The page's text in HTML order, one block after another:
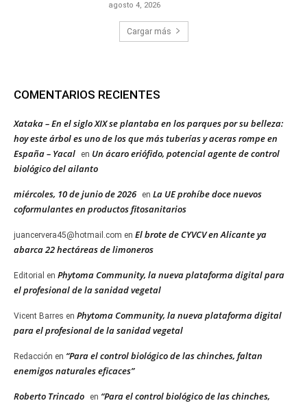
agosto 4, 2026
Cargar más
COMENTARIOS RECIENTES
Xataka – En el siglo XIX se plantaba en los parques por su belleza:
hoy este árbol es uno de los que más tuberías y aceras rompe en
España – Yacal
en Un ácaro eriófido, potencial agente de control
biológico del ailanto
miércoles, 10 de junio de 2026 en La UE prohíbe doce nuevos
coformulantes en productos fitosanitarios
juancervera45@hotmail.com en El brote de CYVCV en Alicante ya
abarca 22 hectáreas de limoneros
Editorial en Phytoma Community, la nueva plataforma digital para
el profesional de la sanidad vegetal
Vicent Barres en Phytoma Community, la nueva plataforma digital
para el profesional de la sanidad vegetal
Redacción en “Para el control biológico de las chinches, faltan
enemigos naturales eficaces”
Roberto Trincado en “Para el control biológico de las chinches,